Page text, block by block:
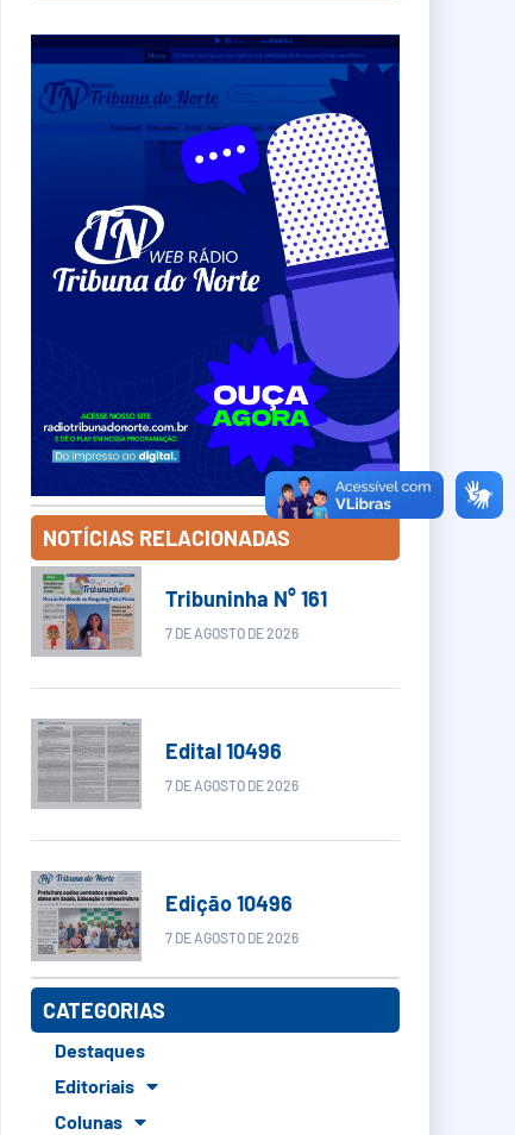
NOTÍCIAS RELACIONADAS
Tribuninha N° 161
7 DE AGOSTO DE 2026
Edital 10496
7 DE AGOSTO DE 2026
Edição 10496
7 DE AGOSTO DE 2026
CATEGORIAS
Destaques
Editoriais
Colunas